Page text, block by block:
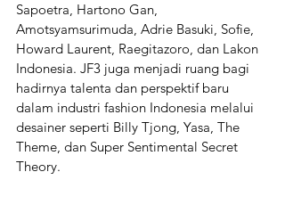
Sapoetra, Hartono Gan,
Amotsyamsurimuda, Adrie Basuki, Sofie,
Howard Laurent, Raegitazoro, dan Lakon
Indonesia. JF3 juga menjadi ruang bagi
hadirnya talenta dan perspektif baru
dalam industri fashion Indonesia melalui
desainer seperti Billy Tjong, Yasa, The
Theme, dan Super Sentimental Secret
Theory.